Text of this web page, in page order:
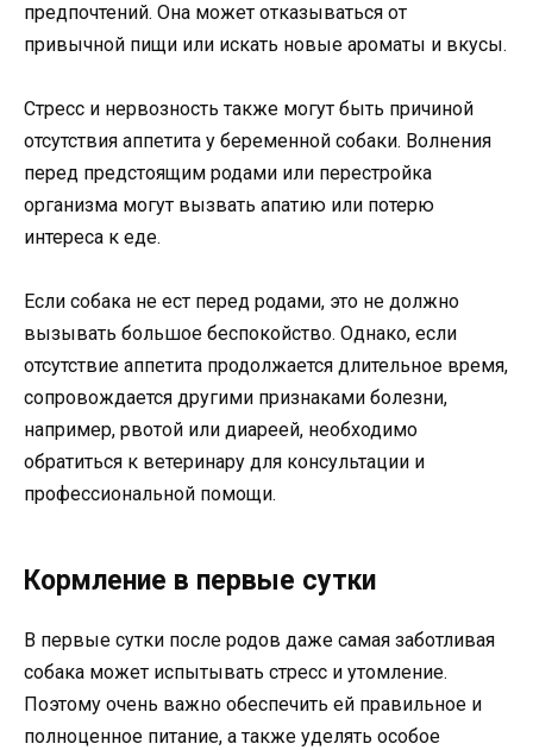
предпочтений. Она может отказываться от
привычной пищи или искать новые ароматы и вкусы.
Стресс и нервозность также могут быть причиной
отсутствия аппетита у беременной собаки. Волнения
перед предстоящим родами или перестройка
организма могут вызвать апатию или потерю
интереса к еде.
Если собака не ест перед родами, это не должно
вызывать большое беспокойство. Однако, если
отсутствие аппетита продолжается длительное время,
сопровождается другими признаками болезни,
например, рвотой или диареей, необходимо
обратиться к ветеринару для консультации и
профессиональной помощи.
Кормление в первые сутки
В первые сутки после родов даже самая заботливая
собака может испытывать стресс и утомление.
Поэтому очень важно обеспечить ей правильное и
полноценное питание, а также уделять особое